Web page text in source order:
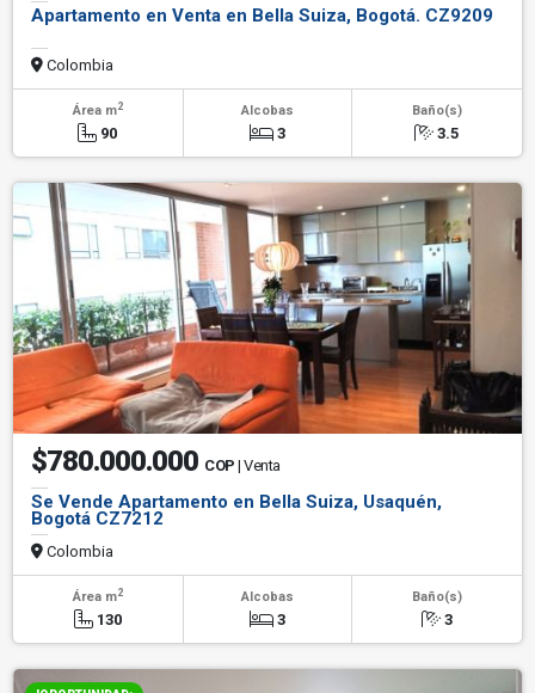
Apartamento en Venta en Bella Suiza, Bogotá. CZ9209
Colombia
Área m2
90
Alcobas
3
Baño(s)
3.5
$780.000.000 COP | Venta
Se Vende Apartamento en Bella Suiza, Usaquén,
Bogotá CZ7212
Colombia
Área m2
130
Alcobas
3
Baño(s)
3